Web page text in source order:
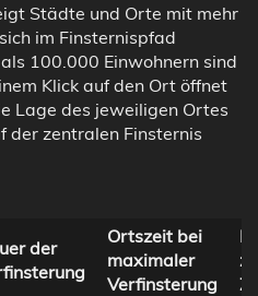
Städte und Orte mit mehr
im Finsternispfad
100.000 Einwohnern sind
Klick auf den Ort öffnet
Lage des jeweiligen Ortes
der zentralen Finsternis
der
Ortszeit bei
maximaler
Verfinsterung